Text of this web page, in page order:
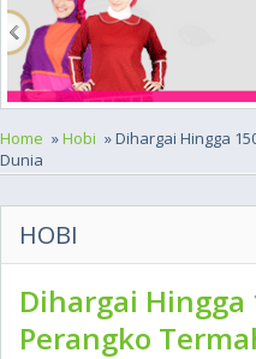
Home »Hobi » Dihargai Hingga
Dunia
HOBI
Dihargai
Perangko